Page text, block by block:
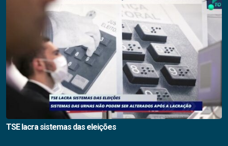
TSE lacra sistemas das eleições